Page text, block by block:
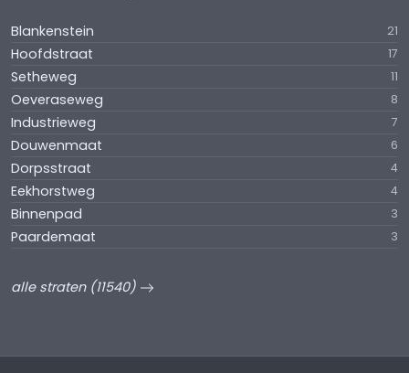
Blankenstein 21
Hoofdstraat 17
Setheweg 11
Oeveraseweg 8
Industrieweg 7
Douwenmaat 6
Dorpsstraat 4
Eekhorstweg 4
Binnenpad 3
Paardemaat 3
alle straten (11540)